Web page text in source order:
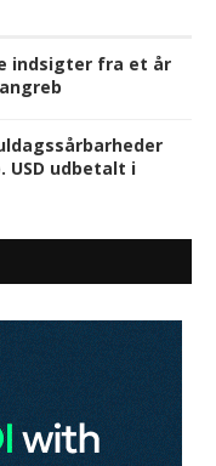
indsigter fra et år
USD udbetalt i